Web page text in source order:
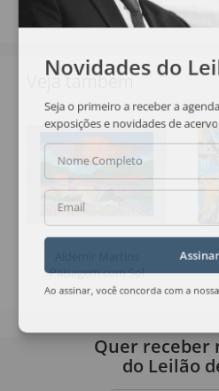
Veja também
Paisagem com Sol
Novidades do
Seja o primeiro a receber a
exposições e novidades de
Nome Completo
Email
Assinar
Ao assinar, você concorda com a nossa
Quer receber
do Leilão